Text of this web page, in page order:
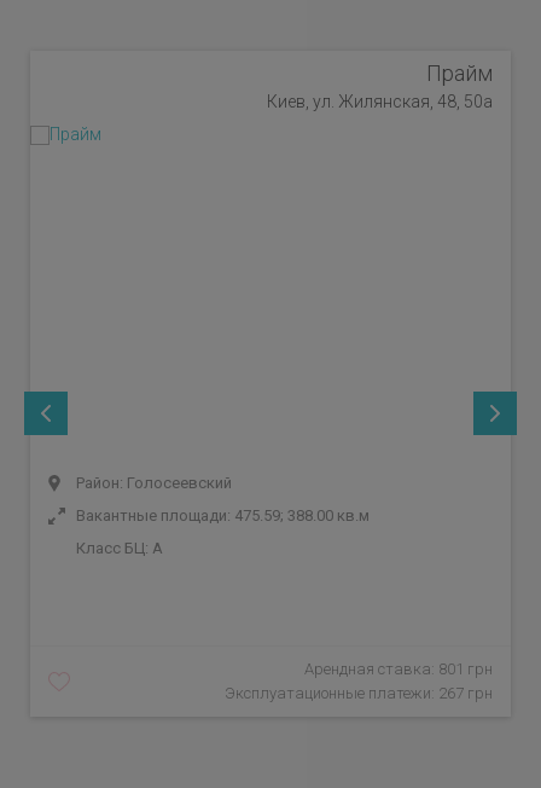
Прайм
Киев, ул. Жилянская, 48, 50а
Район: Голосеевский
Вакантные площади: 475.59; 388.00 кв.м
Класс БЦ: A
Арендная ставка: 801 грн
Эксплуатационные платежи: 267 грн